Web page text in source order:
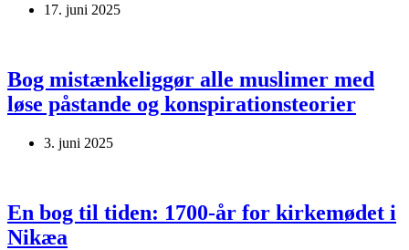
17. juni 2025
Bog mistænkeliggør alle muslimer med
løse påstande og konspirationsteorier
3. juni 2025
En bog til tiden: 1700-år for kirkemødet i
Nikæa